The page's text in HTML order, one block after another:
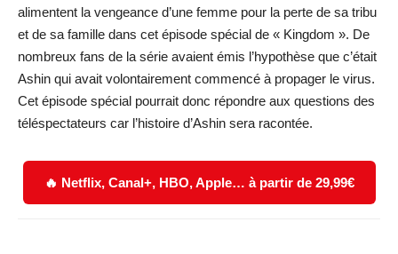
alimentent la vengeance d’une femme pour la perte de sa tribu
et de sa famille dans cet épisode spécial de « Kingdom ». De
nombreux fans de la série avaient émis l’hypothèse que c’était
Ashin qui avait volontairement commencé à propager le virus.
Cet épisode spécial pourrait donc répondre aux questions des
téléspectateurs car l’histoire d’Ashin sera racontée.
🔥 Netflix, Canal+, HBO, Apple… à partir de 29,99€